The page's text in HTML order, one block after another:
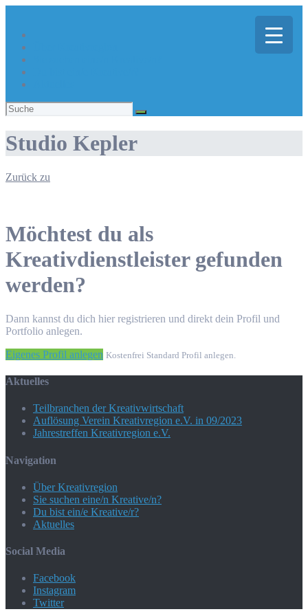
Suchen
nach:
Studio Kepler
Zurück zu
Möchtest du als
Kreativdienstleister gefunden
werden?
Dann kannst du dich hier registrieren und direkt dein Profil und
Portfolio anlegen.
Eigenes Profil anlegen Kostenfrei Standard Profil anlegen.
Aktuelles
Teilbranchen der Kreativwirtschaft
Auflösung Verein Kreativregion e.V. in 09/2023
Jahrestreffen Kreativregion e.V.
Navigation
Über Kreativregion
Sie suchen eine/n Kreative/n?
Du bist ein/e Kreative/r?
Aktuelles
Social Media
Facebook
Instagram
Twitter